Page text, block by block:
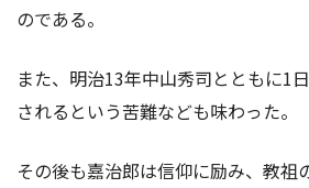
のである。
また、明治13年中山秀司とともに1
されるという苦難なども味わった。
その後も嘉治郎は信仰に励み、教祖